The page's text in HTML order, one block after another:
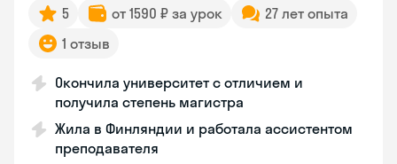
5 от 1590 ₽ за урок
27 лет опыта
1 отзыв
Окончила университет с отличием и
получила степень магистра
Жила в Финляндии и работала ассистентом
преподавателя